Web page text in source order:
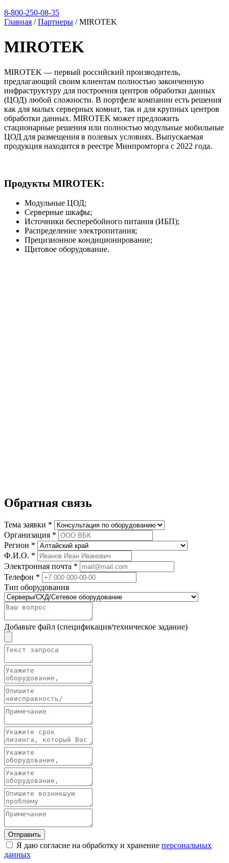
8‑800‑250‑08‑35
Главная /Партнеры /MIROTEK
MIROTEK
MIROTEK — первый российский производитель,
предлагающий своим клиентам полностью законченную
инфраструктуру для построения центров обработки данных
(ЦОД) любой сложности. В портфеле компании есть решения
как для малых серверных комнат, так и для крупных центров
обработки данных. MIROTEK может предложить
стационарные решения или полностью модульные мобильные
ЦОД для размещения в полевых условиях. Выпускаемая
продукция находится в реестре Минпромторга с 2022 года.
Продукты MIROTEK:
Модульные ЦОД;
Серверные шкафы;
Источники бесперебойного питания (ИБП);
Распределение электропитания;
Прецизионное кондиционирование;
Щитовое оборудование.
Обратная связь
Тема заявки *
Организация *
Регион *
Ф.И.О. *
Электронная почта *
Телефон *
Тип оборудования
Добавьте файл (спецификация/техническое задание)
Отправить
Я даю согласие на обработку и хранение персональных
данных